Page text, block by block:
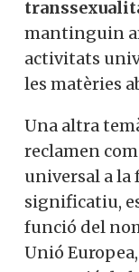
relacionats
doctrina de
es
activitats
les matèries
Una altra
reclamen
universal a la
significatiu,